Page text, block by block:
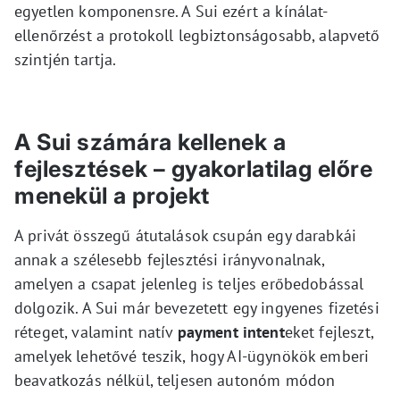
egyetlen komponensre. A Sui ezért a kínálat-
ellenőrzést a protokoll legbiztonságosabb, alapvető
szintjén tartja.
A Sui számára kellenek a
fejlesztések – gyakorlatilag előre
menekül a projekt
A privát összegű átutalások csupán egy darabkái
annak a szélesebb fejlesztési irányvonalnak,
amelyen a csapat jelenleg is teljes erőbedobással
dolgozik. A Sui már bevezetett egy ingyenes fizetési
réteget, valamint natív payment intenteket fejleszt,
amelyek lehetővé teszik, hogy AI-ügynökök emberi
beavatkozás nélkül, teljesen autonóm módon